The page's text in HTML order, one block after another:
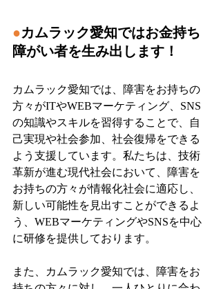
●カムラック愛知ではお金持ち
障がい者を生み出します！
カムラック愛知では、障害をお持ちの
方々がITやWEBマーケティング、SNS
の知識やスキルを習得することで、自
己実現や社会参加、社会復帰をできる
よう支援しています。私たちは、技術
革新が進む現代社会において、障害を
お持ちの方々が情報化社会に適応し、
新しい可能性を見出すことができるよ
う、WEBマーケティングやSNSを中心
に研修を提供しております。
また、カムラック愛知では、障害をお